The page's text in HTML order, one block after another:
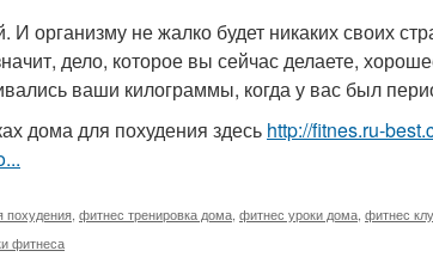
организму не жалко будет никаких своих
дело, которое вы сейчас делаете,
ваши килограммы, когда у вас был
дома для похудения здесь http://fitnes.ru-
похудения фитнес тренировка дома фитнес уроки дома фитнес
фитнеса